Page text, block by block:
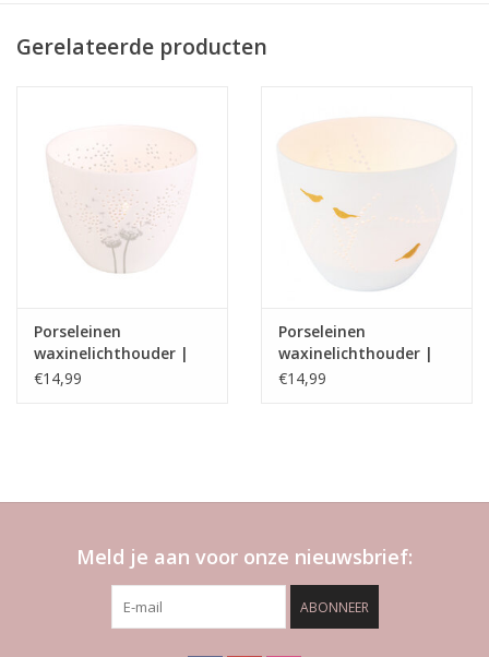
~ Afmeting: Ø 8 cm en 6,5 cm hoog (S)
~ Eventueel met de hand afwassen
Gerelateerde producten
Porseleinen
waxinelichthouder |
Poetry light |
€14,99
Porseleinen
waxinelichthouder |
Poetry light | vogels |
€14,99
Meld je aan voor onze nieuwsbrief:
ABONNEER